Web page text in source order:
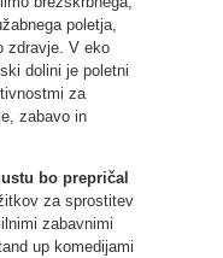
poletja,
zdravje. V eko
dolini je poletni
za
zabavo in
bo prepričal
za sprostitev
zabavnimi
up komedijami